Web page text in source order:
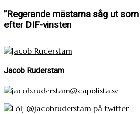
”Regerande mästarna såg ut
efter DIF-vinsten
Jacob Ruderstam
jacob.ruderstam@capolista.se
Följ @jacobruderstam på twitter